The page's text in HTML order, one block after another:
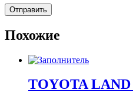
Похожие
TOYOTA LAND